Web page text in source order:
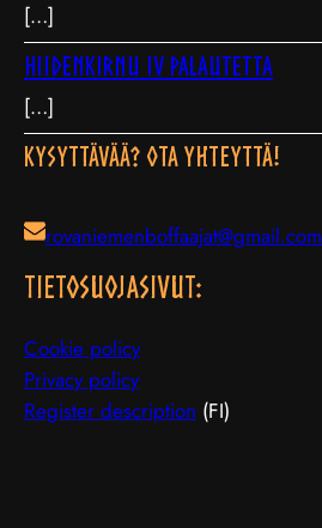
[…]
Hiidenkirnu IV palautetta
[…]
Kysyttävää? Ota yhteyttä!
rovaniemenboffaajat@gmail.com
TIETOSUOJAsivut:
Cookie policy
Privacy policy
Register description (FI)